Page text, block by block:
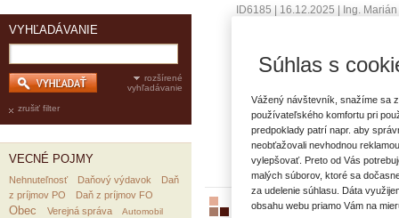
VYHĽADÁVANIE
rozšírené
vyhľadávanie
zrušiť filter
VECNÉ POJMY
Nehnuteľnosť Daňový výdavok
Daň
z príjmov PO
Daň z príjmov FO
Obec Verejná správa Automobil
ID6185 16.12.2025
Ing.
základ dane podľa § 17 ods. 34
VECNÉ POJMY:
Podvojné účtovníctvo
PHL do elektromobilu
Súhlas s
Vážený návštevník, snažíme sa
používateľského komfortu pri
predpoklady patrí napr. aby
neobťažovali nevhodnou
vylepšovať. Preto od Vás
malých súborov, ktoré sa
za udelenie súhlasu. Dáta
obsahu webu priamo Vám na